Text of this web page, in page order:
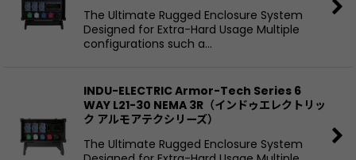
The Ultimate Rugged Enclosure System
Designed for Extra-Hard Usage Multiple
configurations such a…
INDU-ELECTRIC Armor-Tech Series 6
WAY L21-30 NEMA 3R（インドゥエレクトリッ
ク アルモアテクシリーズ）
The Ultimate Rugged Enclosure System